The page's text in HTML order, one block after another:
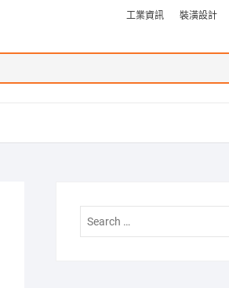
工業資訊 裝潢設計